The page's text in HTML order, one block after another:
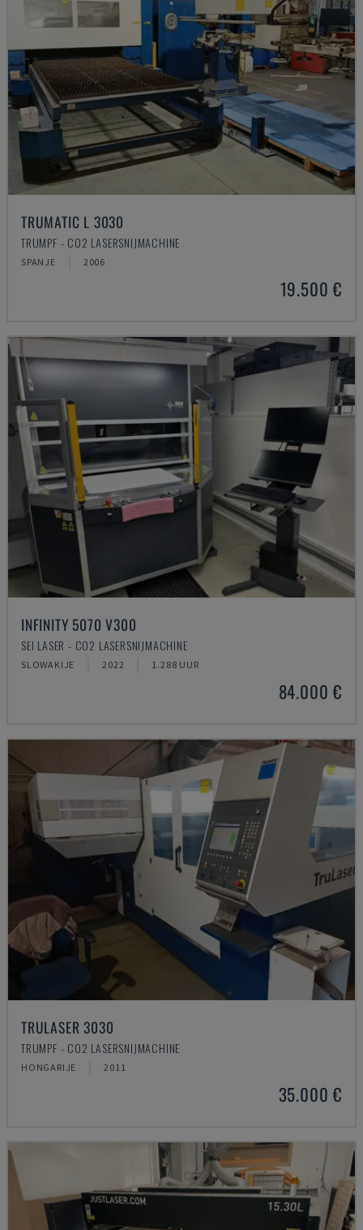
TRUMATIC L 3030
TRUMPF - CO2 LASERSNIJMACHINE
SPANJE 2006
19.500 €
INFINITY 5070 V300
SEI LASER - CO2 LASERSNIJMACHINE
SLOWAKIJE 2022 1.288 UUR
84.000 €
TRULASER 3030
TRUMPF - CO2 LASERSNIJMACHINE
HONGARIJE 2011
35.000 €